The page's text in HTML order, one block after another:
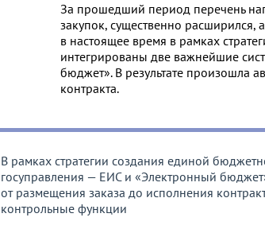
За прошедший период перечень
закупок, существенно
в настоящее время в рамках
интегрированы две важнейшие
бюджет». В результате произошла
контракта.
В рамках стратегии создания единой
госуправления — ЕИС и «Электронный
от размещения заказа до исполнения
контрольные функции